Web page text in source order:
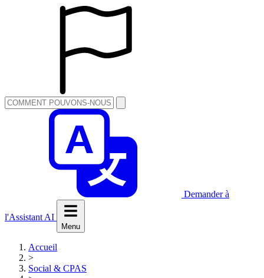
Demander à
l'Assistant AI
Menu
Accueil
>
Social & CPAS